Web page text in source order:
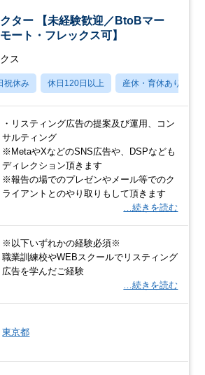
ター 【未経験歓迎／BtoBマー
ート・フレックス可】
ス
祝休み 休日120日以上 産休・育休あり
・リスティング広告の提案及び運用、コン
サルティング
※MetaやXなどのSNS広告や、DSPなども
ディレクション頂きます
※報告の場でのプレゼンやメール等でのク
ライアントとのやり取りもして頂きます
…続きを読む
※以下いずれかの経験必須※
職業訓練校やWEBスクールでリスティング
広告を学んだご経験
…続きを読む
東京都